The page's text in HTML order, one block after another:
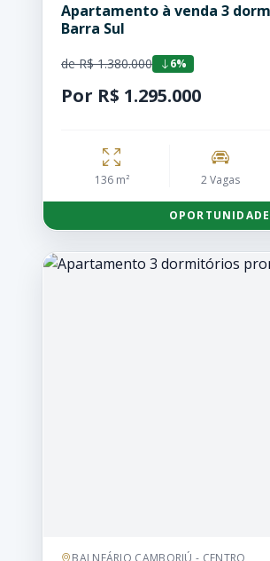
Apartamento à venda 3
Barra Sul
de R$ 1.380.000 6%
Por R$ 1.295.000
136 m² 2 Vagas
OPORTUNIDADE
BALNEÁRIO CAMBORIÚ - CENTRO